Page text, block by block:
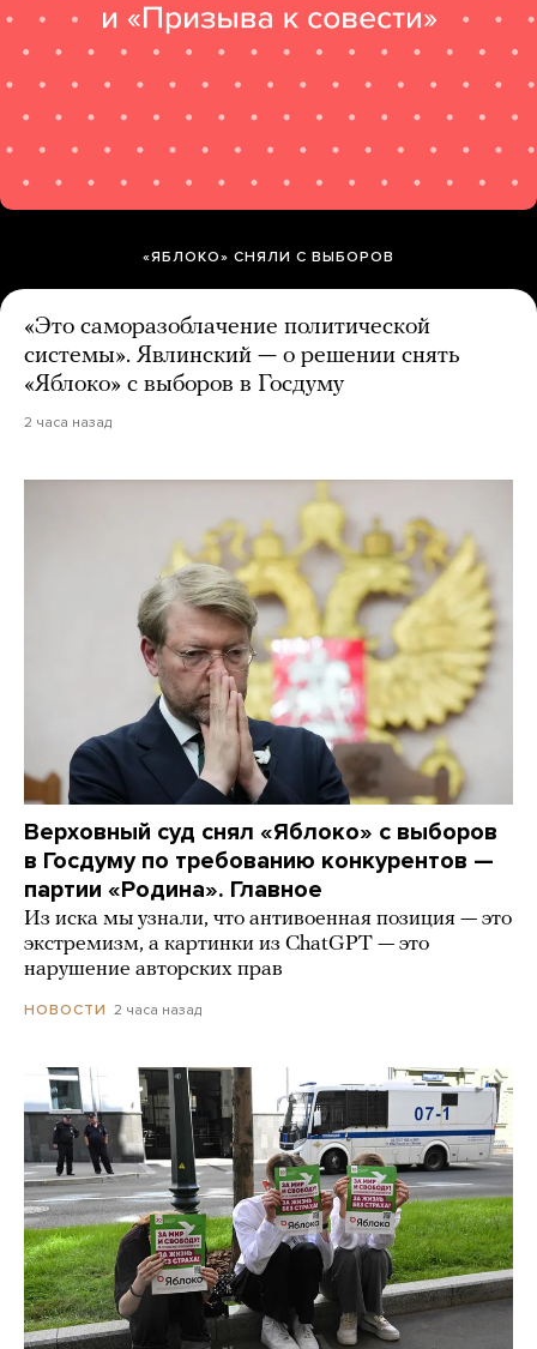
«ЯБЛОКО» СНЯЛИ С ВЫБОРОВ
«Это саморазоблачение политической
системы». Явлинский — о решении снять
«Яблоко» с выборов в Госдуму
2 часа назад
Верховный суд снял «Яблоко» с выборов
в Госдуму по требованию конкурентов —
партии «Родина». Главное
Из иска мы узнали, что антивоенная позиция — это
экстремизм, а картинки из СhatGPT — это
нарушение авторских прав
НОВОСТИ 2 часа назад